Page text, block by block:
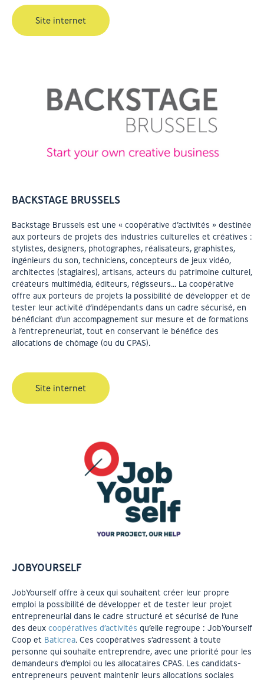
Site internet
BACKSTAGE BRUSSELS
Backstage Brussels est une « coopérative d’activités » destinée
aux porteurs de projets des industries culturelles et créatives :
stylistes, designers, photographes, réalisateurs, graphistes,
ingénieurs du son, techniciens, concepteurs de jeux vidéo,
architectes (stagiaires), artisans, acteurs du patrimoine culturel,
créateurs multimédia, éditeurs, régisseurs… La coopérative
offre aux porteurs de projets la possibilité de développer et de
tester leur activité d’indépendants dans un cadre sécurisé, en
bénéficiant d’un accompagnement sur mesure et de formations
à l’entrepreneuriat, tout en conservant le bénéfice des
allocations de chômage (ou du CPAS).
Site internet
JOBYOURSELF
JobYourself offre à ceux qui souhaitent créer leur propre
emploi la possibilité de développer et de tester leur projet
entrepreneurial dans le cadre structuré et sécurisé de l’une
des deux coopératives d’activités qu’elle regroupe : JobYourself
Coop et Baticrea. Ces coopératives s’adressent à toute
personne qui souhaite entreprendre, avec une priorité pour les
demandeurs d’emploi ou les allocataires CPAS. Les candidats-
entrepreneurs peuvent maintenir leurs allocations sociales